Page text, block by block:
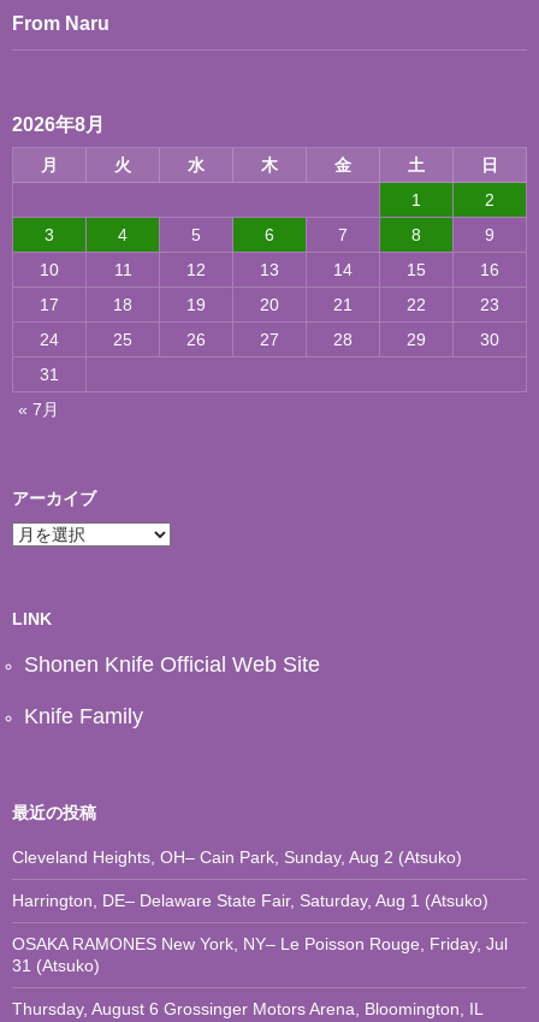
From Naru
2026年8月
月 火 水 木 金 土
日
1
2
3
4 5 6 7 8
9
10
11 12 13 14 15
16
17
18 19 20 21 22
23
24
25 26 27 28 29
30
31
« 7月
アーカイブ
ア
ブ
LINK
Shonen Knife Official Web Site
Knife Family
最近の投稿
Cleveland Heights, OH– Cain Park, Sunday, Aug 2 (Atsuko)
Harrington, DE– Delaware State Fair, Saturday, Aug 1 (Atsuko)
OSAKA RAMONES New York, NY– Le Poisson Rouge, Friday, Jul
31 (Atsuko)
Thursday, August 6 Grossinger Motors Arena, Bloomington, IL